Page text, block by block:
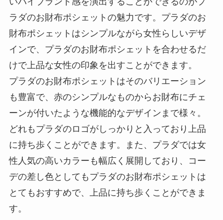
ラダのお財布ポシェットの魅力です。プラダのお
財布ポシェットはシンプルながら女性らしいデザ
インで、プラダのお財布ポシェットを合わせるだ
けで上品な女性の印象を出すことができます。
プラダのお財布ポシェットはそのバリエーション
も豊富で、赤のシンプルなものからお財布にチェ
ーンが付いたような機能的なデザインまで様々。
どれもプラダのロゴがしっかりと入っており上品
に持ち歩くことができます。また、プラダでは女
性人気の高いカラーも幅広く展開しており、コー
デの差し色としてもプラダのお財布ポシェットは
とてもおすすめで、上品に持ち歩くことができま
す。